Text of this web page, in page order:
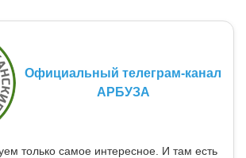
Официальный телеграм-канал
АРБУЗА
только самое интересное. И там есть